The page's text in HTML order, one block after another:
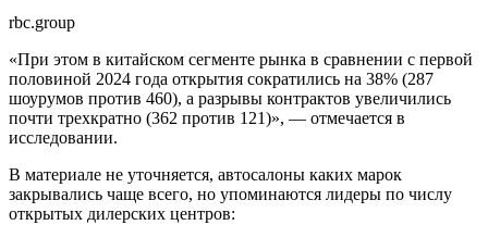
rbc.group
«При этом в китайском сегменте рынка в сравнении с первой
половиной 2024 года открытия сократились на 38% (287
шоурумов против 460), а разрывы контрактов увеличились
почти трехкратно (362 против 121)», — отмечается в
исследовании.
В материале не уточняется, автосалоны каких марок
закрывались чаще всего, но упоминаются лидеры по числу
открытых дилерских центров: